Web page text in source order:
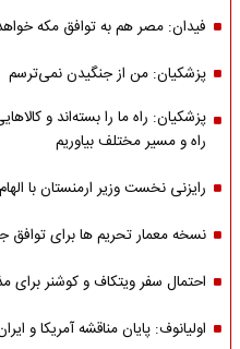
فیدان: مصر هم به توافق مکه
پزشکیان: من از جنگیدن نمی‌ترسم
پزشکیان: راه ما را بسته‌اند و
راه و مسیر مختلف بیاوریم
رایزنی نخست وزیر ارمنستان با
نسخه معمار تحریم ها برای توافق
احتمال سفر ویتکاف و کوشنر برای
اولیانوف: پایان مناقشه آمریکا و